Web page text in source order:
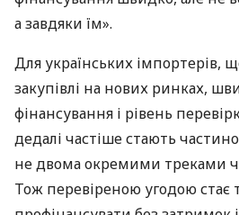
а завдяки їм».
Для українських імпортерів,
закупівлі на нових ринках,
фінансування і рівень
дедалі частіше стають
не двома окремими треками
Тож перевіреною угодою стає